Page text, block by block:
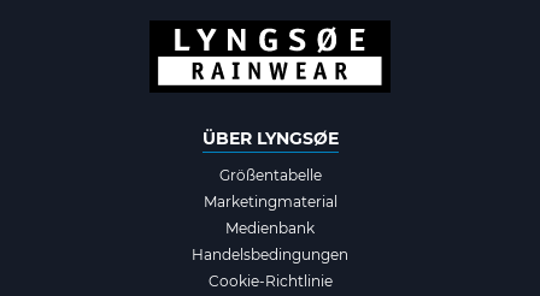
ÜBER LYNGSØE
Größentabelle
Marketingmaterial
Medienbank
Handelsbedingungen
Cookie-Richtlinie